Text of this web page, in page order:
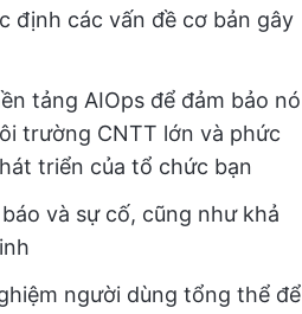
định các vấn đề cơ bản gây
tảng AIOps để đảm bảo nó
trường CNTT lớn và phức
triển của tổ chức bạn
và sự cố, cũng như khả
người dùng tổng thể để